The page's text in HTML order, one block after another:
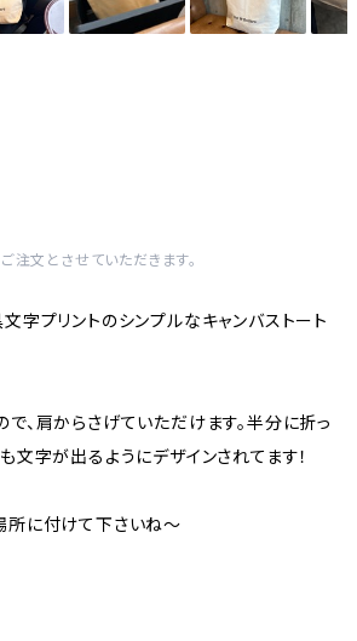
注文とさせていただきます。
字プリントのシンプルなキャンバストート
、肩からさげていただけます。半分に折っ
文字が出るようにデザインされてます！
所に付けて下さいね〜